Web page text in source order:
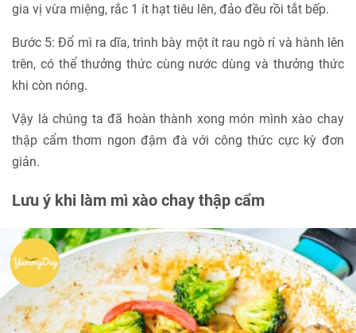
gia vị vừa miệng, rắc 1 ít hạt tiêu lên, đảo đều rồi tắt bếp.
Bước 5: Đổ mì ra dĩa, trình bày một ít rau ngò rí và hành lên
trên, có thể thưởng thức cùng nước dùng và thưởng thức
khi còn nóng.
Vậy là chúng ta đã hoàn thành xong món mình xào chay
thập cẩm thơm ngon đậm đà với công thức cực kỳ đơn
giản.
Lưu ý khi làm mì xào chay thập cẩm